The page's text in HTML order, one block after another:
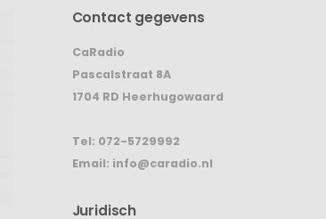
Contact gegevens
CaRadio
Pascalstraat 8A
1704 RD Heerhugowaard
Tel: 072-5729992
Email: info@caradio.nl
Juridisch